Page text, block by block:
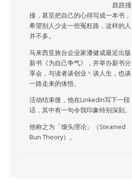
跌跌撞
撞，甚至把自己的心得写成一本书，
希望别人少走一些冤枉路，这样的人
并不多。
马来西亚旅台企业家潘健成最近出版
新书《为自己争气》，并举办新书分
享会，与读者谈创业丶谈人生，也谈
一路走来的体悟。
活动结束後，他在LinkedIn写下一段
话，其中有一句令我印象特别深刻。
他称之为「馒头理论」（Steamed
Bun Theory）。